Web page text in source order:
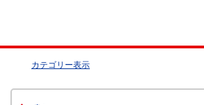
カテゴリー表示